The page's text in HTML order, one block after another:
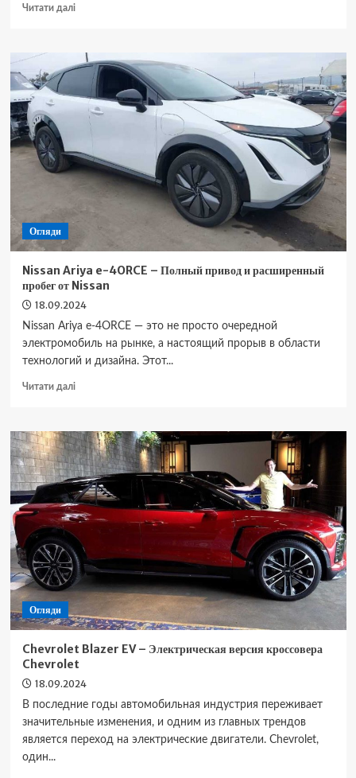
Читати даліДокладніше
Long
Range
–
Обзор
электроседан
от
Polestar
Огляди
Nissan Ariya e-4ORCE – Полный привод и расширенный
пробег от Nissan
18.09.2024
Nissan Ariya e-4ORCE — это не просто очередной
электромобиль на рынке, а настоящий прорыв в области
технологий и дизайна. Этот...
Читати даліДокладніше
Ariya
e-
4ORCE
–
Полный
привод
и
расширенный
пробег
от
Nissan
Огляди
Chevrolet Blazer EV – Электрическая версия кроссовера
Chevrolet
18.09.2024
В последние годы автомобильная индустрия переживает
значительные изменения, и одним из главных трендов
является переход на электрические двигатели. Chevrolet,
один...